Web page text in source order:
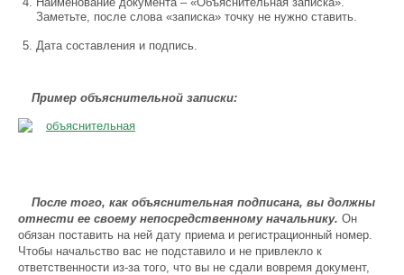
Заметьте, после слова «записка» точку не нужно ставить.
Дата составления и подпись.
Пример объяснительной записки:
После того, как объяснительная подписана, вы должны
отнести ее своему непосредственному начальнику. Он
обязан поставить на ней дату приема и регистрационный номер.
Чтобы начальство вас не подставило и не привлекло к
ответственности из-за того, что вы не сдали вовремя документ,